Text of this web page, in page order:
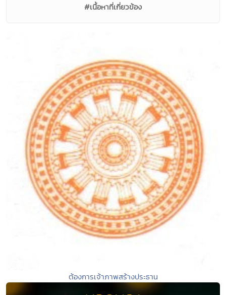
#เนื้อหาที่เกี่ยวข้อง
ต้องการเจ้าภาพสร้างประธาน